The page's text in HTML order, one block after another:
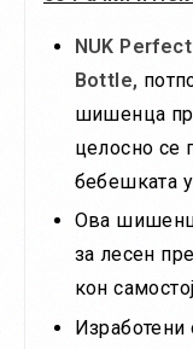
NUK
Bottle,
шишенца
целосно се
бебешката
Ова
за лесен
кон
Изработени